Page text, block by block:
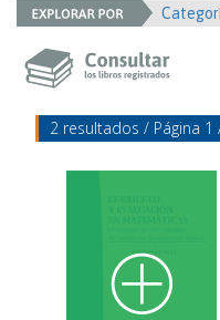
2 resultados / Página